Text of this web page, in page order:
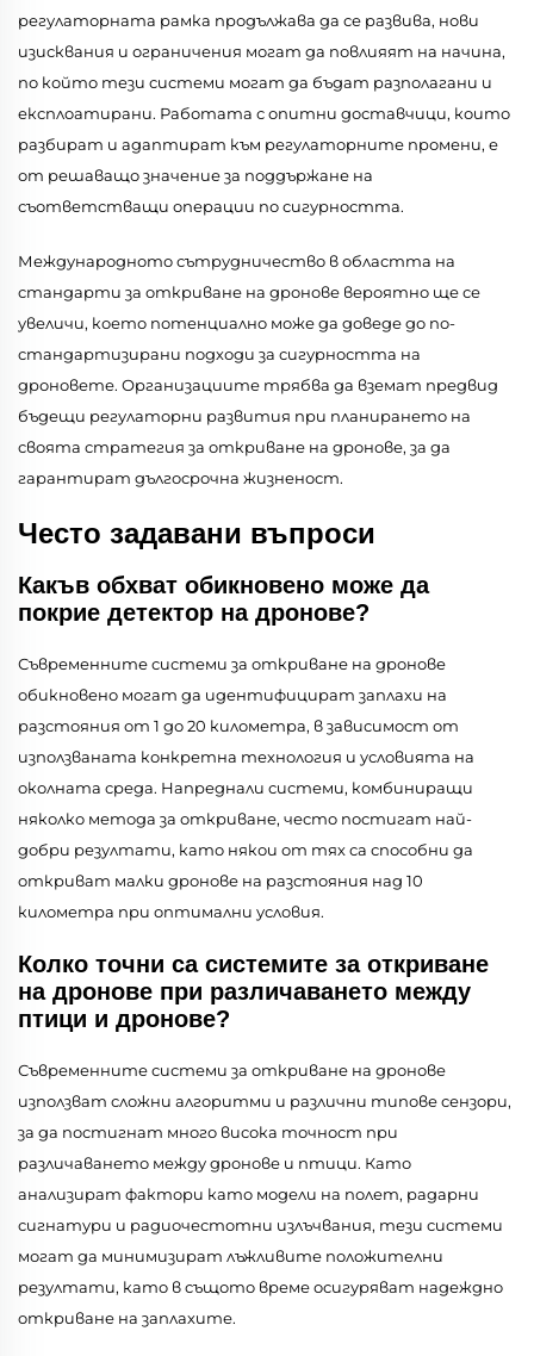
регулаторната рамка продължава да се развива, нови
изисквания и ограничения могат да повлияят на начина,
по който тези системи могат да бъдат разполагани и
експлоатирани. Работата с опитни доставчици, които
разбират и адаптират към регулаторните промени, е
от решаващо значение за поддържане на
съответстващи операции по сигурността.
Международното сътрудничество в областта на
стандарти за откриване на дронове вероятно ще се
увеличи, което потенциално може да доведе до по-
стандартизирани подходи за сигурността на
дроновете. Организациите трябва да вземат предвид
бъдещи регулаторни развития при планирането на
своята стратегия за откриване на дронове, за да
гарантират дългосрочна жизненост.
Често задавани въпроси
Какъв обхват обикновено може да
покрие детектор на дронове?
Съвременните системи за откриване на дронове
обикновено могат да идентифицират заплахи на
разстояния от 1 до 20 километра, в зависимост от
използваната конкретна технология и условията на
околната среда. Напреднали системи, комбиниращи
няколко метода за откриване, често постигат най-
добри резултати, като някои от тях са способни да
откриват малки дронове на разстояния над 10
километра при оптимални условия.
Колко точни са системите за откриване
на дронове при различаването между
птици и дронове?
Съвременните системи за откриване на дронове
използват сложни алгоритми и различни типове сензори,
за да постигнат много висока точност при
различаването между дронове и птици. Като
анализират фактори като модели на полет, радарни
сигнатури и радиочестотни излъчвания, тези системи
могат да минимизират лъжливите положителни
резултати, като в същото време осигуряват надеждно
откриване на заплахите.